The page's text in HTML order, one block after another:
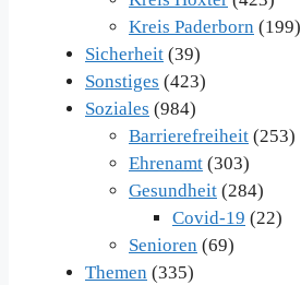
Kreis Paderborn (199)
Sicherheit (39)
Sonstiges (423)
Soziales (984)
Barrierefreiheit (253)
Ehrenamt (303)
Gesundheit (284)
Covid-19 (22)
Senioren (69)
Themen (335)